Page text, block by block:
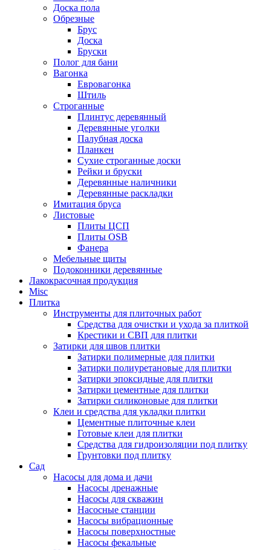
Доска пола
Обрезные
Брус
Доска
Бруски
Полог для бани
Вагонка
Евровагонка
Штиль
Строганные
Плинтус деревянный
Деревянные уголки
Палубная доска
Планкен
Сухие строганные доски
Рейки и бруски
Деревянные наличники
Деревянные раскладки
Имитация бруса
Листовые
Плиты ЦСП
Плиты OSB
Фанера
Мебельные щиты
Подоконники деревянные
Лакокрасочная продукция
Misc
Плитка
Инструменты для плиточных работ
Средства для очистки и ухода за плиткой
Крестики и СВП для плитки
Затирки для швов плитки
Затирки полимерные для плитки
Затирки полиуретановые для плитки
Затирки эпоксидные для плитки
Затирки цементные для плитки
Затирки силиконовые для плитки
Клеи и средства для укладки плитки
Цементные плиточные клеи
Готовые клеи для плитки
Средства для гидроизоляции под плитку
Грунтовки под плитку
Сад
Насосы для дома и дачи
Насосы дренажные
Насосы для скважин
Насосные станции
Насосы вибрационные
Насосы поверхностные
Насосы фекальные